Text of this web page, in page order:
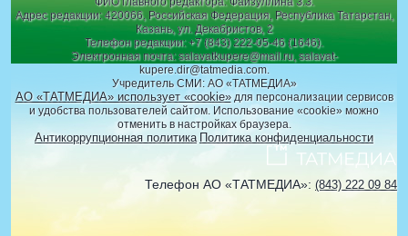
Адрес редакции: 420066, Российская Федерация, Республика Татарстан,
Казань, ул. Декабристов, 2
Телефон редакции: +7 (843) 222-05-46 (1646).
Электронная почта: salavatkupere@mail.ru, salavat-
kupere.dir@tatmedia.com.
Учредитель СМИ: АО «ТАТМЕДИА»
АО «ТАТМЕДИА» использует «cookie»для персонализации сервисов
и удобства пользователей сайтом. Использование «cookie» можно
отменить в настройках браузера.
Антикоррупционная политика Политика конфиденциальности
Телефон АО «ТАТМЕДИА»: (843) 222 09 84